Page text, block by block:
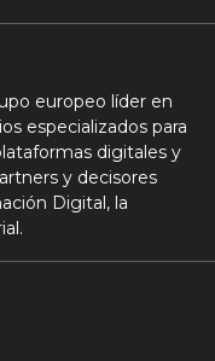
europeo líder en
especializados para
digitales y
y decisores
Digital, la